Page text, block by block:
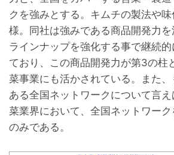
クを強みとする。キムチの製法や
様。同社は強みである商品開発力
ラインナップを強化する事で継続
ており、この商品開発力が第3の柱
菜事業にも活かされている。また
ある全国ネットワークについて言
菜業界において、全国ネットワー
のみである。